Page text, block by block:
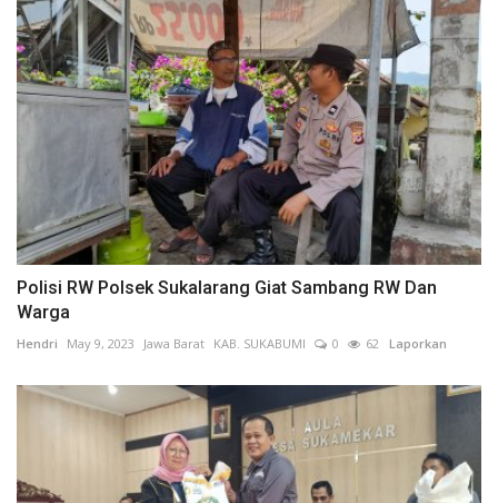
Polisi RW Polsek Sukalarang Giat Sambang RW Dan
Warga
Hendri May 9, 2023 Jawa Barat KAB. SUKABUMI 0 62 Laporkan